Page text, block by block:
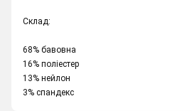
Склад:
68% бавовна
16% поліестер
13% нейлон
3% спандекс